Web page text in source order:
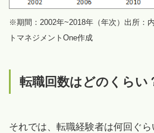
※期間：2002年~2018年（年次）出所：
トマネジメントOne作成
転職回数はどのくらい
それでは、転職経験者は何回ぐ